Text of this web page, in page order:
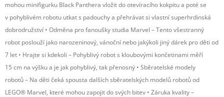
mohou minifigurku Black Panthera vložit do otevíracího kokpitu a poté se
v pohyblivém robotu utkat s padouchy a přehrávat si vlastní superhrdinská
dobrodružství • Odměna pro fanoušky studia Marvel – Tento všestranný
robot poslouží jako narozeninový, vánoční nebo jakýkoli jiný dárek pro děti od
7 let • Hrajte si kdekoli – Pohyblivý robot s kloubovými končetinami měří
15 cm na výšku a je jak pohyblivý, tak přenosný • Sběratelské modely
robotů – Na děti čeká spousta dalších sběratelských modelů robotů od
LEGO® Marvel, které mohou zapojit do svých bitev • Záruka kvality –